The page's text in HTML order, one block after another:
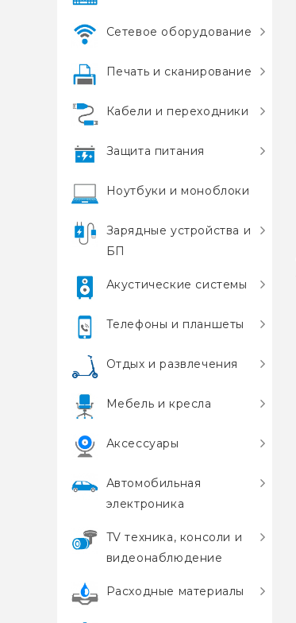
Сетевое оборудование
Печать и сканирование
Кабели и переходники
Защита питания
Ноутбуки и моноблоки
Зарядные устройства и
БП
Акустические системы
Телефоны и планшеты
Отдых и развлечения
Мебель и кресла
Аксессуары
Автомобильная
электроника
TV техника, консоли и
видеонаблюдение
Расходные материалы